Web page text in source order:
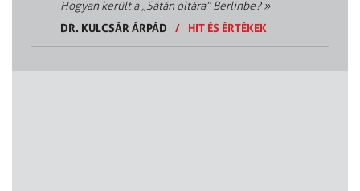
Hogyan került a „Sátán oltára” Berlinbe?»
DR. KULCSÁR ÁRPÁD
/ HIT ÉS ÉRTÉKEK